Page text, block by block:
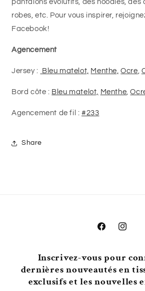
pantalons évolutifs, des hoodies, des
robes, etc. Pour vous inspirer,
Facebook!
Agencement
Jersey : Bleu matelot, Menthe, Ocre
Bord côte : Bleu matelot, Menthe ,
Agencement de fil : #233
Share
Facebook
Inscrivez-vous pour
dernières nouveautés en
exclusifs et les nouvelles